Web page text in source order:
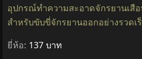
อุปกรณ์ทำความสะอาดจักรยานเสื
สำหรับขับขี่จักรยานออกอย่างรวดเ
ยี่ห้อ: 137 บาท